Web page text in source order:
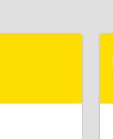
г, Победы